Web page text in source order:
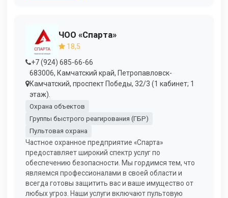
ЧОО «Спарта»
18,5
+7 (924) 685-66-66
683006, Камчатский край, Петропавловск-
Камчатский, проспект Победы, 32/3 (1 кабинет; 1
этаж).
Охрана объектов
Группы быстрого реагирования (ГБР)
Пультовая охрана
Частное охранное предприятие «Спарта»
предоставляет широкий спектр услуг по
обеспечению безопасности. Мы гордимся тем, что
являемся профессионалами в своей области и
всегда готовы защитить вас и ваше имущество от
любых угроз. Наши услуги включают пультовую